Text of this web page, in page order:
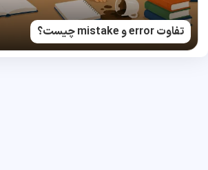
تفاوت error و mistake چیست؟